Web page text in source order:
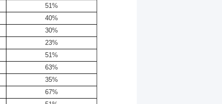
51%
40%
30%
23%
51%
63%
35%
67%